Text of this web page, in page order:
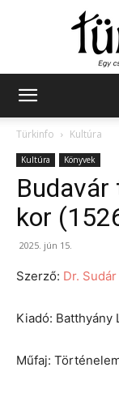
Türkinfo
Kultúra
Kultúra Könyvek
kor
2025. jún 15.
Szerző: Dr.
Kiadó: Batthyány
Műfaj: